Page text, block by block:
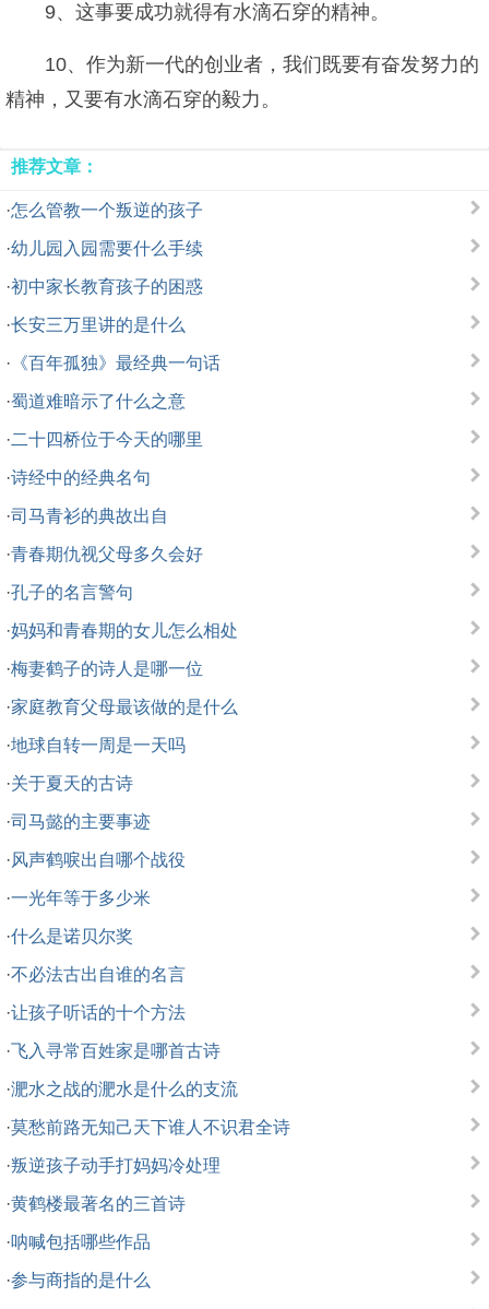
9、这事要成功就得有水滴石穿的精神。
10、作为新一代的创业者，我们既要有奋发努力的
精神，又要有水滴石穿的毅力。
推荐文章：
·怎么管教一个叛逆的孩子
·幼儿园入园需要什么手续
·初中家长教育孩子的困惑
·长安三万里讲的是什么
· 《百年孤独》最经典一句话
·蜀道难暗示了什么之意
·二十四桥位于今天的哪里
·诗经中的经典名句
·司马青衫的典故出自
·青春期仇视父母多久会好
·孔子的名言警句
·妈妈和青春期的女儿怎么相处
·梅妻鹤子的诗人是哪一位
·家庭教育父母最该做的是什么
·地球自转一周是一天吗
·关于夏天的古诗
·司马懿的主要事迹
·风声鹤唳出自哪个战役
·一光年等于多少米
·什么是诺贝尔奖
·不必法古出自谁的名言
·让孩子听话的十个方法
·飞入寻常百姓家是哪首古诗
·淝水之战的淝水是什么的支流
·莫愁前路无知己天下谁人不识君全诗
·叛逆孩子动手打妈妈冷处理
·黄鹤楼最著名的三首诗
·呐喊包括哪些作品
·参与商指的是什么